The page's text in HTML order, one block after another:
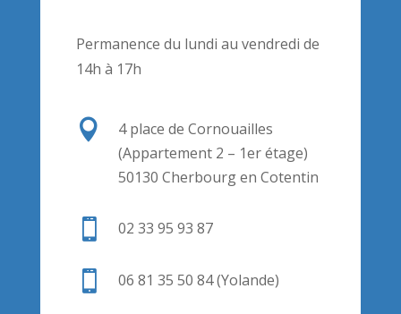
Permanence du lundi au vendredi de
14h à 17h

4 place de Cornouailles
(Appartement 2 – 1er étage)
50130 Cherbourg en Cotentin
 02 33 95 93 87
 06 81 35 50 84 (Yolande)